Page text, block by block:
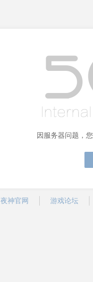
因服务器问题，
夜神官网 游戏论坛